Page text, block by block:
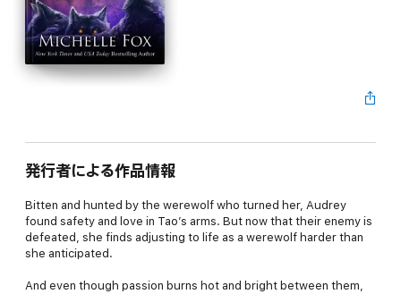
発行者による作品情報
Bitten and hunted by the werewolf who turned her, Audrey
found safety and love in Tao’s arms. But now that their enemy is
defeated, she finds adjusting to life as a werewolf harder than
she anticipated.
And even though passion burns hot and bright between them,